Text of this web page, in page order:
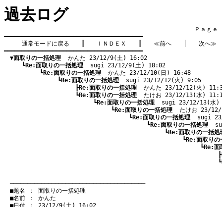
過去ログ
Ｐａｇｅ
━━━━━━━━━━━━━━━━━━━━━━━━━━━━━━━━━━━━━━━━
通常モードに戻る
ＩＮＤＥＸ ≪前へ
次へ≫
━━━━━━━━━━━━━━━━━━━━━━━━━━━━━━━━━━━━━━━━
▼面取りの一括処理
  かんた 23/12/9(土) 16:02
┗Re:面取りの一括処理
  sugi 23/12/9(土) 18:02
┗Re:面取りの一括処理
  かんた 23/12/10(日) 16:48
┗Re:面取りの一括処理
  sugi 23/12/12(火) 9:05
┣Re:面取りの一括処理
かんた 23/12/12(火)
┗Re:面取りの一括処理
たけお 23/12/13(水)
┗Re:面取りの一括処理
sugi 23/12/13(水)
┗Re:面取りの一括処理
たけお 23/
┗Re:面取りの一括処理
sugi
┗Re:面取りの一括処理
┗Re:面取りの一括処
┗Re:面取りの
┗Re:面
┣
┗
───────────────────────────────────────
■題名 ： 面取りの一括処理
■名前 ： かんた
■日付 ： 23/12/9(土) 16:02